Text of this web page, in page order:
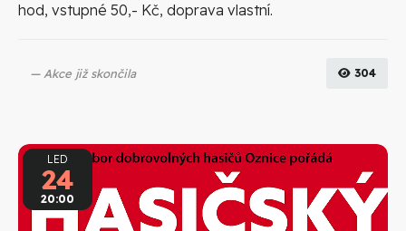
hod, vstupné 50,- Kč, doprava vlastní.
Akce již skončila 304
LED
24
20:00